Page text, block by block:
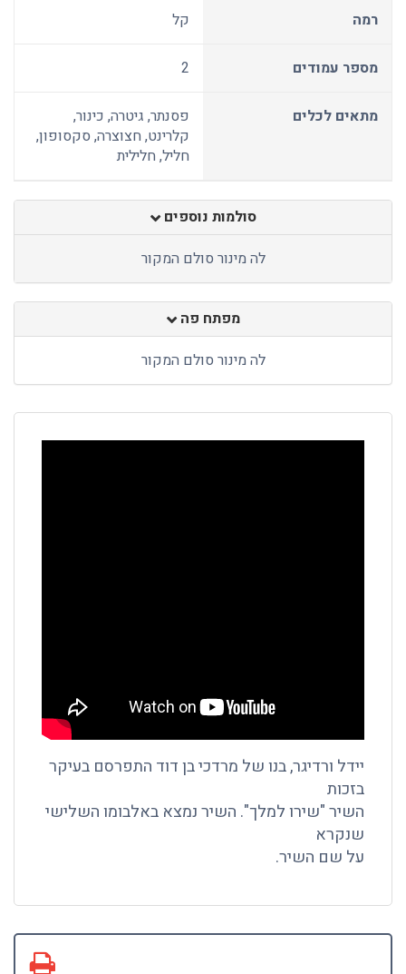
רמה קל
מספר עמודים 2
מתאים לכלים
פסנתר, גיטרה, כינור,
קלרינט, חצוצרה, סקסופון,
חליל, חלילית
סולמות נוספים
לה מינור סולם המקור
מפתח פה
לה מינור סולם המקור
יידל ורדיגר, בנו של מרדכי בן דוד התפרסם בעיקר
בזכות
השיר "שירו למלך". השיר נמצא באלבומו השלישי
שנקרא
על שם השיר.